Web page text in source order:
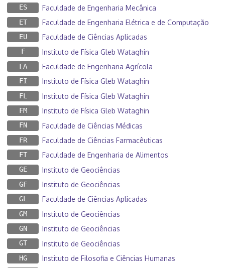
ES Faculdade de Engenharia Mecânica
ET Faculdade de Engenharia Elétrica e de Computação
EU Faculdade de Ciências Aplicadas
F Instituto de Física Gleb Wataghin
FA Faculdade de Engenharia Agrícola
FI Instituto de Física Gleb Wataghin
FL Instituto de Física Gleb Wataghin
FM Instituto de Física Gleb Wataghin
FN Faculdade de Ciências Médicas
FR Faculdade de Ciências Farmacêuticas
FT Faculdade de Engenharia de Alimentos
GE Instituto de Geociências
GF Instituto de Geociências
GL Faculdade de Ciências Aplicadas
GM Instituto de Geociências
GN Instituto de Geociências
GT Instituto de Geociências
HG Instituto de Filosofia e Ciências Humanas